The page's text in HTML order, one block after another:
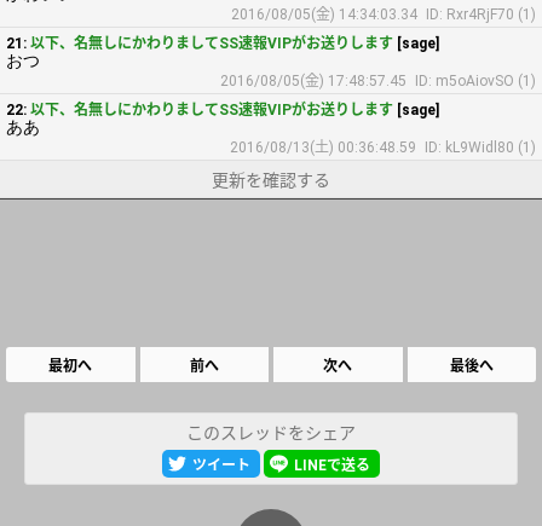
2016/08/05(金) 14:34:03.34
ID: Rxr4RjF70 (1)
21: 以下、名無しにかわりましてSS速報VIPがお送りします [sage]
おつ
2016/08/05(金) 17:48:57.45
ID: m5oAiovSO (1)
22: 以下、名無しにかわりましてSS速報VIPがお送りします [sage]
ああ
2016/08/13(土) 00:36:48.59 ID: kL9Widl80 (1)
更新を確認する
最初へ 前へ 次へ 最後へ
このスレッドをシェア
ツイート LINEで送る